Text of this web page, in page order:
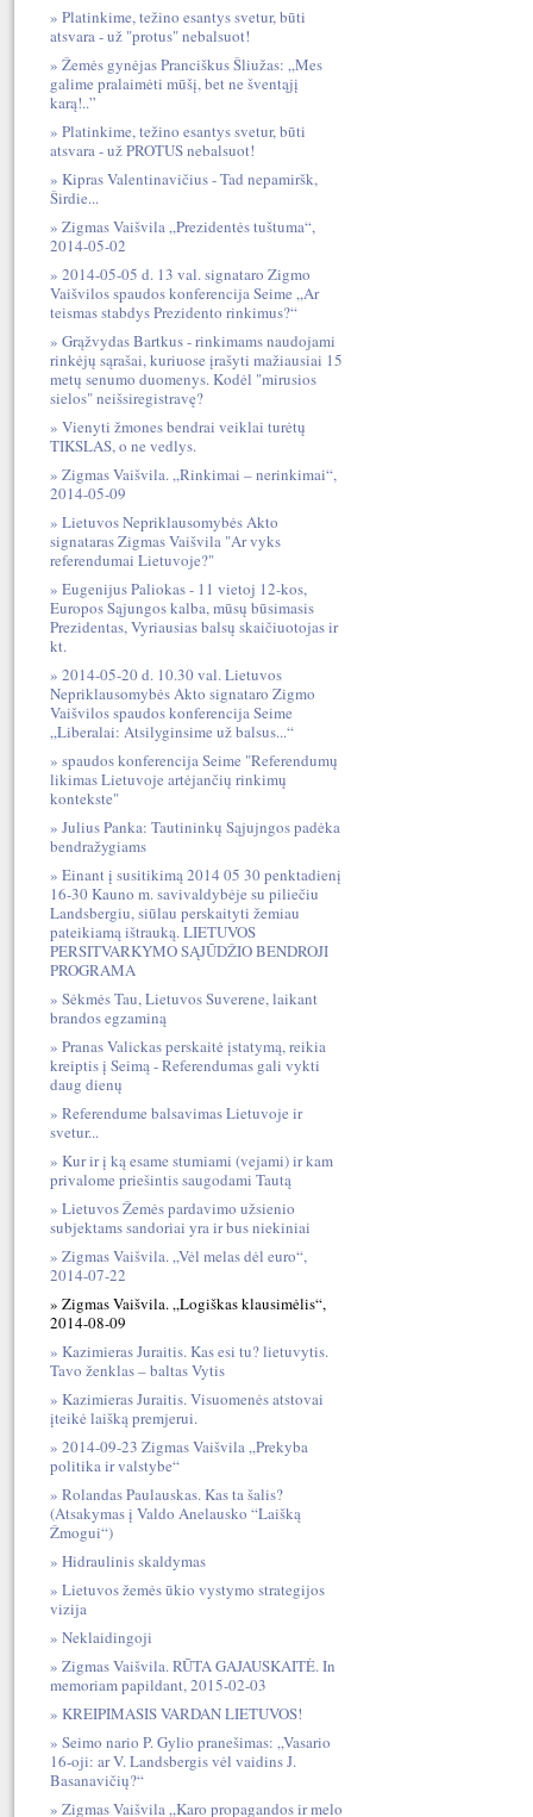
Platinkime, težino esantys svetur, būti
atsvara - už "protus" nebalsuot!
Žemės gynėjas Pranciškus Šliužas: „Mes
galime pralaimėti mūšį, bet ne šventąjį
karą!..”
Platinkime, težino esantys svetur, būti
atsvara - už PROTUS nebalsuot!
Kipras Valentinavičius - Tad nepamiršk,
Širdie...
Zigmas Vaišvila „Prezidentės tuštuma“,
2014-05-02
2014-05-05 d. 13 val. signataro Zigmo
Vaišvilos spaudos konferencija Seime „Ar
teismas stabdys Prezidento rinkimus?“
Grąžvydas Bartkus - rinkimams naudojami
rinkėjų sąrašai, kuriuose įrašyti mažiausiai 15
metų senumo duomenys. Kodėl "mirusios
sielos" neišsiregistravę?
Vienyti žmones bendrai veiklai turėtų
TIKSLAS, o ne vedlys.
Zigmas Vaišvila. „Rinkimai – nerinkimai“,
2014-05-09
Lietuvos Nepriklausomybės Akto
signataras Zigmas Vaišvila "Ar vyks
referendumai Lietuvoje?"
Eugenijus Paliokas - 11 vietoj 12-kos,
Europos Sąjungos kalba, mūsų būsimasis
Prezidentas, Vyriausias balsų skaičiuotojas ir
kt.
2014-05-20 d. 10.30 val. Lietuvos
Nepriklausomybės Akto signataro Zigmo
Vaišvilos spaudos konferencija Seime
„Liberalai: Atsilyginsime už balsus...“
spaudos konferencija Seime "Referendumų
likimas Lietuvoje artėjančių rinkimų
kontekste"
Julius Panka: Tautininkų Sąjujngos padėka
bendražygiams
Einant į susitikimą 2014 05 30 penktadienį
16-30 Kauno m. savivaldybėje su piliečiu
Landsbergiu, siūlau perskaityti žemiau
pateikiamą ištrauką. LIETUVOS
PERSITVARKYMO SĄJŪDŽIO BENDROJI
PROGRAMA
Sėkmės Tau, Lietuvos Suverene, laikant
brandos egzaminą
Pranas Valickas perskaitė įstatymą, reikia
kreiptis į Seimą - Referendumas gali vykti
daug dienų
Referendume balsavimas Lietuvoje ir
svetur...
Kur ir į ką esame stumiami (vejami) ir kam
privalome priešintis saugodami Tautą
Lietuvos Žemės pardavimo užsienio
subjektams sandoriai yra ir bus niekiniai
Zigmas Vaišvila. „Vėl melas dėl euro“,
2014-07-22
Zigmas Vaišvila. „Logiškas klausimėlis“,
2014-08-09
Kazimieras Juraitis. Kas esi tu? lietuvytis.
Tavo ženklas – baltas Vytis
Kazimieras Juraitis. Visuomenės atstovai
įteikė laišką premjerui.
2014-09-23 Zigmas Vaišvila „Prekyba
politika ir valstybe“
Rolandas Paulauskas. Kas ta šalis?
(Atsakymas į Valdo Anelausko “Laišką
Žmogui“)
Hidraulinis skaldymas
Lietuvos žemės ūkio vystymo strategijos
vizija
Neklaidingoji
Zigmas Vaišvila. RŪTA GAJAUSKAITĖ. In
memoriam papildant, 2015-02-03
KREIPIMASIS VARDAN LIETUVOS!
Seimo nario P. Gylio pranešimas: „Vasario
16-oji: ar V. Landsbergis vėl vaidins J.
Basanavičių?“
Zigmas Vaišvila „Karo propagandos ir melo